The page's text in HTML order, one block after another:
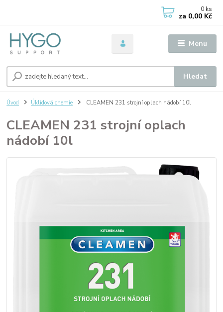
Menu
Hledat
0 ks
za 0,00 Kč
Úvod Úklidová chemie CLEAMEN 231 strojní oplach nádobí 10l
CLEAMEN 231 strojní oplach
nádobí 10l